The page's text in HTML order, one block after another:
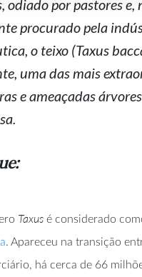
odiado por pastores e,
procurado pela
o teixo (Taxus
uma das mais
e ameaçadas
Taxus é considerado
. Apareceu na transição
há cerca de 66